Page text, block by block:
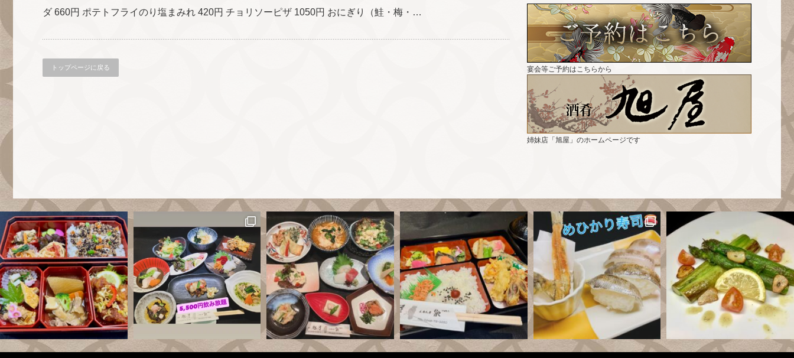
ダ 660円 ポテトフライのり塩まみれ 420円 チョリソーピザ 1050円 おにぎり（鮭・梅・…
トップページに戻る 宴会等ご予約はこちらから
姉妹店「旭屋」のホームページです